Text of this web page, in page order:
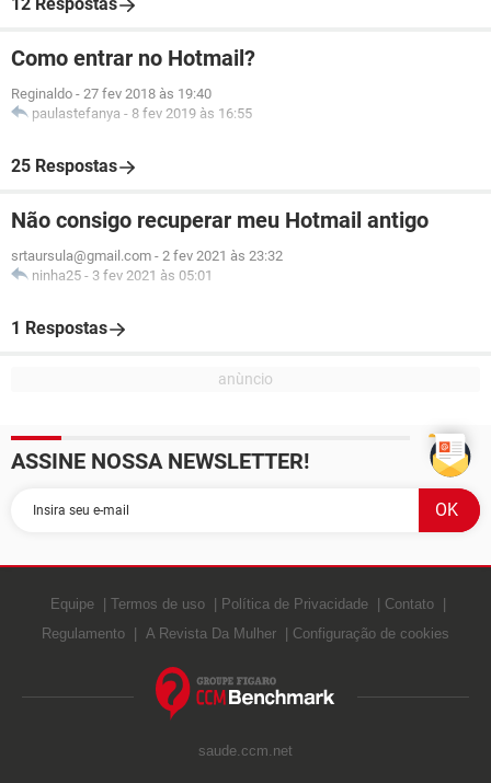
Como entrar no Hotmail?
Reginaldo - 27 fev 2018 às 19:40
paulastefanya - 8 fev 2019 às 16:55
25 Respostas
Não consigo recuperar meu Hotmail antigo
srtaursula@gmail.com - 2 fev 2021 às 23:32
ninha25 - 3 fev 2021 às 05:01
1 Respostas
ASSINE NOSSA NEWSLETTER!
Equipe Termos de uso Política de Privacidade
Contato
Regulamento
A Revista Da Mulher Configuração de cookies
saude.ccm.net